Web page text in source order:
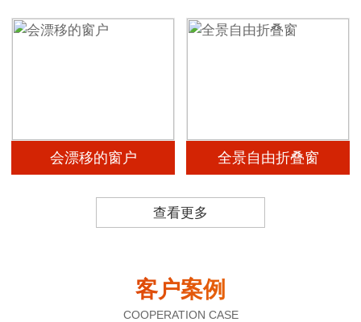
会漂移的窗户 全景自由折叠窗
查看更多
客户案例
COOPERATION CASE